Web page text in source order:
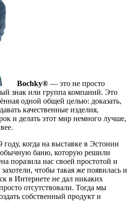
Bochky® — это не просто
знак или группа компаний. Это
одной общей целью: доказать,
качественные изделия,
и делать этот мир немного лучше,
году, когда на выставке в Эстонии
баню, которую решили
поразила нас своей простотой и
чтобы такая же появилась и
в Интернете не дал никаких
отсутствовали. Тогда мы
собственный продукт и